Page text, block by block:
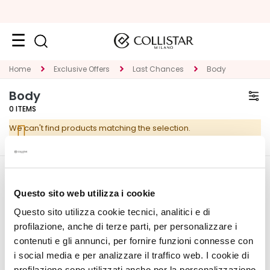
Questo sito web utilizza i cookie
Questo sito utilizza cookie tecnici, analitici e di
profilazione, anche di terze parti, per personalizzare i
contenuti e gli annunci, per fornire funzioni connesse con
i social media e per analizzare il traffico web. I cookie di
Face
C
A
T
E
G
Y
S
p
e
c
Home Exclusive Offers Last Chances Body
Body
0 ITEMS
We can't find products matching the selection.
Contact
Accessibility Statement
Address Book
My Orders
My Wishlist
My Returns